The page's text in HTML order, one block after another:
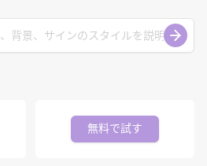
無料で試す